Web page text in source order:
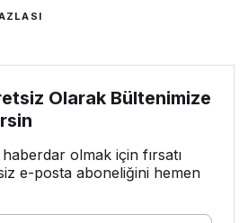
Olarak Bültenimize
olmak için fırsatı
e-posta aboneliğini hemen